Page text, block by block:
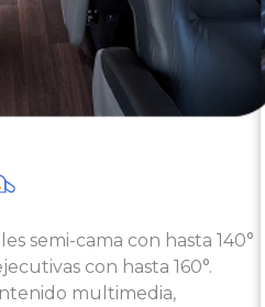
semi-cama con hasta 140°
con hasta 160°.
multimedia,